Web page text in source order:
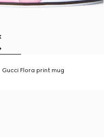
Gucci Flora print mug